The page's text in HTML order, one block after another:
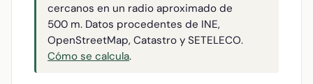
cercanos en un radio aproximado de
500 m. Datos procedentes de INE,
OpenStreetMap, Catastro y SETELECO.
Cómo se calcula.